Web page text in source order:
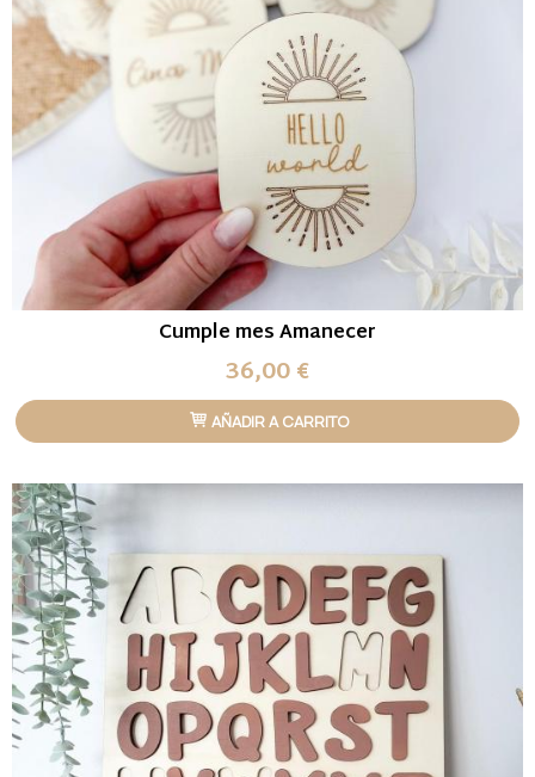
Cumple mes Amanecer
36,00 €
AÑADIR A CARRITO